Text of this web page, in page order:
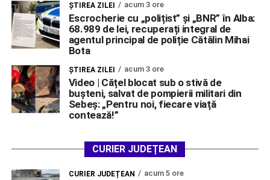
ŞTIREA ZILEI acum 3 ore
Escrocherie cu „polițist” și „BNR” în Alba:
68.989 de lei, recuperați integral de
agentul principal de poliție Cătălin Mihai
Bota
ŞTIREA ZILEI acum 3 ore
Video | Cățel blocat sub o stivă de
bușteni, salvat de pompierii militari din
Sebeș: „Pentru noi, fiecare viață
contează!”
CURIER JUDEȚEAN
CURIER JUDEȚEAN acum 5 ore